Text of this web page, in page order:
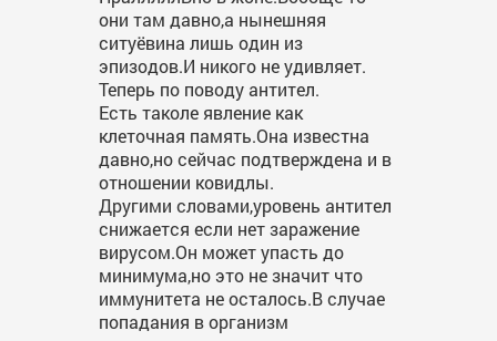
они там давно,а нынешняя
ситуёвина лишь один из
эпизодов.И никого не удивляет.
Теперь по поводу антител.
Есть таколе явление как
клеточная память.Она известна
давно,но сейчас подтверждена и в
отношении ковидлы.
Другими словами,уровень антител
снижается если нет заражение
вирусом.Он может упасть до
минимума,но это не значит что
иммунитета не осталось.В случае
попадания в организм